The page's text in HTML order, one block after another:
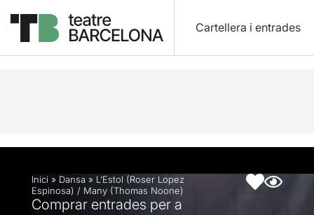
Cartellera i entrades
Descripció Fitxa artística
Inici » Dansa » L’Estol (Roser Lopez
Espinosa) / Many (Thomas Noone)
Comprar entrades per a